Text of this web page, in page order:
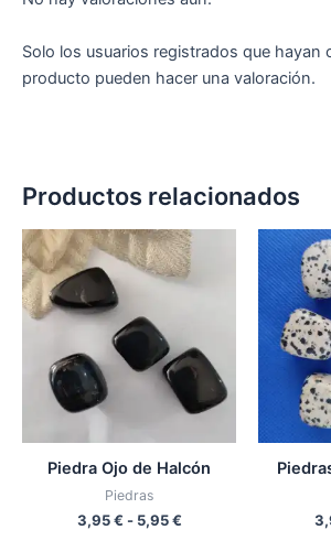
Solo los usuarios registrados que hayan
producto pueden hacer una valoración.
Productos relacionados
Piedra Ojo de Halcón
Piedras
3,95€ - 5,95€
Rango
de
precios:
5,95 €
producto
múltiples
variantes.
opciones